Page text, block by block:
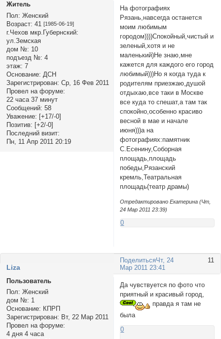
Житель
Пол: Женский
Возраст: 41 [1985-06-19]
г.Чехов мкр.Губернский:
ул.Земская
дом №: 10
подъезд №: 4
этаж: 7
Основание: ДСН
Зарегистрирован: Ср, 16 Фев 2011
Провел на форуме:
22 часа 37 минут
Сообщений: 58
Уважение: [+17/-0]
Позитив: [+2/-0]
Последний визит:
Пн, 11 Апр 2011 20:19
На фотографиях
Рязань,навсегда останется
моим любимым
городом))))Спокойный,чистый и
зеленый,хотя и не
маленький)Не знаю,мне
кажется для каждого его город
любимый)))Но я когда туда к
родителям приезжаю,душой
отдыхаю,все таки в Москве
все куда то спешат,а там так
спокойно,особенно красиво
весной в мае и начале
июня)))а на
фотографиях:памятник
С.Есенину,Соборная
площадь,площадь
победы,Рязанский
кремль,Театральная
площадь(театр драмы)
Отредактировано Екатерина (Чт,
24 Мар 2011 23:39)
0
Поделиться 11
Чт, 24
Мар 2011 23:41
Liza
Пользователь
Пол: Женский
дом №: 1
Основание: КПРП
Зарегистрирован: Вт, 22 Мар 2011
Провел на форуме:
4 дня 4 часа
Да чувствуется по фото что
приятный и красивый город,
правда я там не
была
0